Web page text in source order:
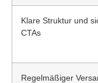
Klare Struktur und
CTAs
Regelmäßiger